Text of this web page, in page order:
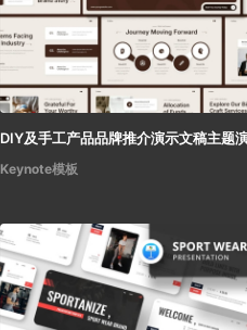
Keynote模板